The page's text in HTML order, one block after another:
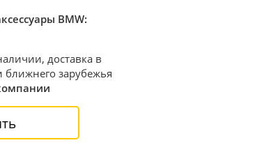
BMW:
доставка в
зарубежья